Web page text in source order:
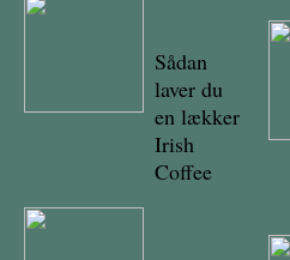
Sådan
laver du
en lækker
Irish
Coffee